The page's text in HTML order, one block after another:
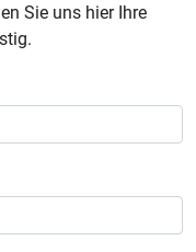
Sie uns hier Ihre